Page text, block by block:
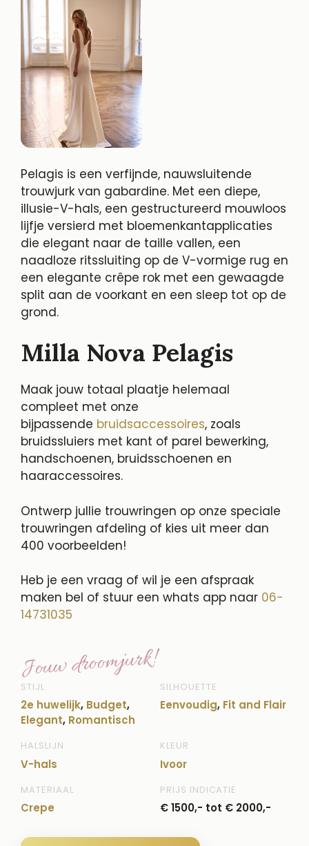
Pelagis is een verfijnde, nauwsluitende
trouwjurk van gabardine. Met een diepe,
illusie-V-hals, een gestructureerd mouwloos
lijfje versierd met bloemenkantapplicaties
die elegant naar de taille vallen, een
naadloze ritssluiting op de V-vormige rug en
een elegante crêpe rok met een gewaagde
split aan de voorkant en een sleep tot op de
grond.
Milla Nova Pelagis
Maak jouw totaal plaatje helemaal
compleet met onze
bijpassende bruidsaccessoires, zoals
bruidssluiers met kant of parel bewerking,
handschoenen, bruidsschoenen en
haaraccessoires.
Ontwerp jullie trouwringen op onze speciale
trouwringen afdeling of kies uit meer dan
400 voorbeelden!
Heb je een vraag of wil je een afspraak
maken bel of stuur een whats app naar 06-
14731035
Jouw droomjurk!
STIJL
2e huwelijk, Budget,
Elegant, Romantisch
SILHOUETTE
Eenvoudig, Fit and Flair
HALSLIJN
V-hals
KLEUR
Ivoor
MATERIAAL
Crepe
PRIJS INDICATIE
€ 1500,- tot € 2000,-